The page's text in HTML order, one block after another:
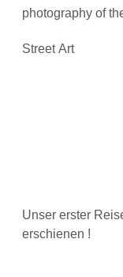
photography of
Street Art
Unser erster
erschienen !